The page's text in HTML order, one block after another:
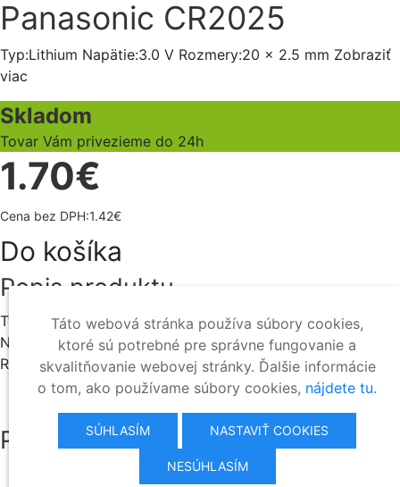
Táto webová stránka používa súbory cookies,
ktoré sú potrebné pre správne fungovanie a
skvalitňovanie webovej stránky. Ďalšie informácie
o tom, ako používame súbory cookies, nájdete tu.
SÚHLASÍM NASTAVIŤ COOKIES
NESÚHLASÍM
Panasonic CR2025
Typ:Lithium Napätie:3.0 V Rozmery:20 x 2.5 mm Zobraziť
viac
Skladom
Tovar Vám privezieme do 24h
1.70€
Cena bez DPH:1.42€
Do košíka
Popis produktu
Typ:Lithium
Napätie:3.0 V
Rozmery:20 x 2.5 mm
Podobné produkty